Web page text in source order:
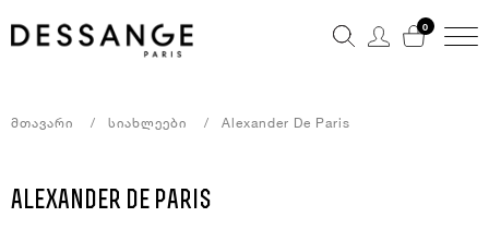
0
Მთავარი Სიახლეები Alexander De Paris
alexander de paris